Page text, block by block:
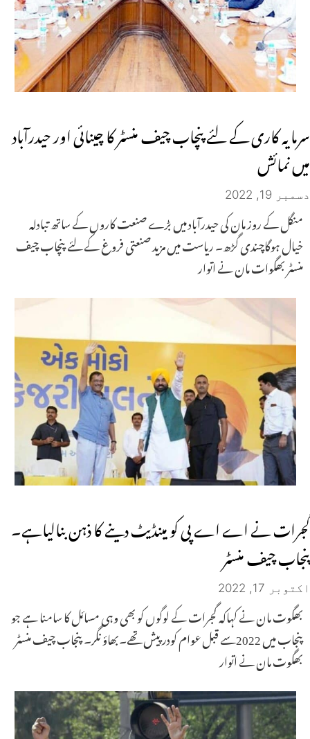
سرمایہ کاری کے لئے پنچاب چیف منسٹر کا چینائی اور حیدرآباد
میں نمائش
دسمبر 19, 2022
منگل کے روز مان کی حیدرآباد میں بڑے صنعت کاروں کے ساتھ تبادلہ
خیال ہوگاچندی گڑھ۔ ریاست میں مزید صنعتی فروغ کے لئے پنچاب چیف
منسٹر بھگوات مان نے اتوار
گجرات نے اے اے پی کو مینڈیٹ دینے کا ذہن بنالیاہے۔
پنجاب چیف منسٹر
اکتوبر 17, 2022
بھگوت مان نے کہاکہ گجرات کے لوگوں کو بھی وہی مسائل کا سامنا ہے جو
پنجاب میں 2022سے قبل عوام کودرپیش تھے۔بھاؤ نگر۔ پنجاب چیف منسٹر
بھگوت مان نے اتوار